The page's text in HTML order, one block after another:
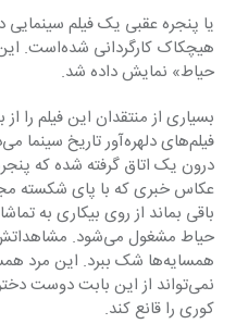
هیچکاک
حیاط» نمایش داده شد.
عکاس خبری که با پای شکسته
نمی‌تواند از این بابت
کوری را قانع کند.